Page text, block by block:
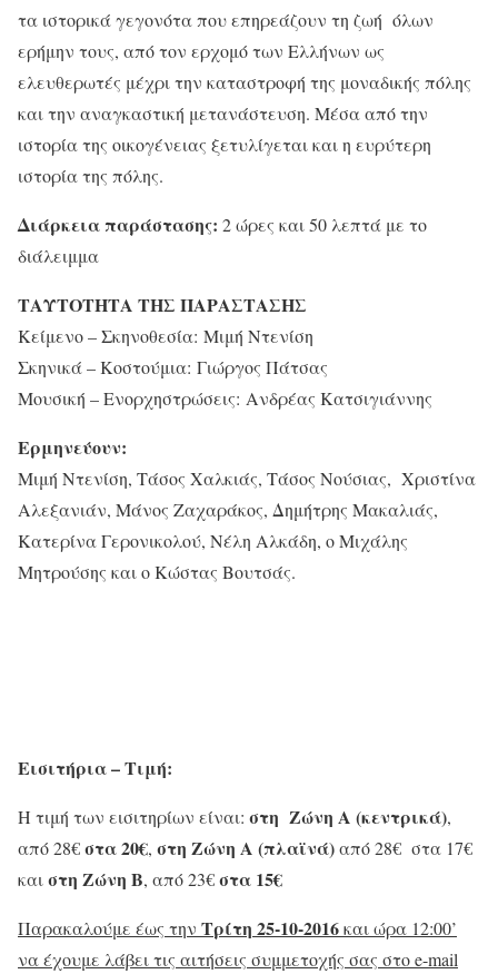
τα ιστορικά γεγονότα που επηρεάζουν τη ζωή όλων
ερήμην τους, από τον ερχομό των Ελλήνων ως
ελευθερωτές μέχρι την καταστροφή της μοναδικής πόλης
και την αναγκαστική μετανάστευση. Μέσα από την
ιστορία της οικογένειας ξετυλίγεται και η ευρύτερη
ιστορία της πόλης.
Διάρκεια παράστασης: 2 ώρες και 50 λεπτά με το
διάλειμμα
ΤΑΥΤΟΤΗΤΑ ΤΗΣ ΠΑΡΑΣΤΑΣΗΣ
Κείμενο – Σκηνοθεσία: Μιμή Ντενίση
Σκηνικά – Κοστούμια: Γιώργος Πάτσας
Μουσική – Ενορχηστρώσεις: Ανδρέας Κατσιγιάννης
Ερμηνεύουν:
Μιμή Ντενίση, Tάσος Χαλκιάς, Τάσος Νούσιας, Χριστίνα
Αλεξανιάν, Μάνος Ζαχαράκος, Δημήτρης Μακαλιάς,
Κατερίνα Γερονικολού, Νέλη Αλκάδη, ο Μιχάλης
Μητρούσης και ο Κώστας Βουτσάς.
Εισιτήρια – Τιμή:
Η τιμή των εισιτηρίων είναι: στη Ζώνη Α (κεντρικά),
από 28€στα 20€, στη Ζώνη Α (πλαϊνά)από 28€ στα 17€
καιστη Ζώνη Β, από 23€στα 15€
Παρακαλούμε έως την Τρίτη 25-10-2016και ώρα 12:00’
να έχουμε λάβει τις αιτήσεις συμμετοχής σας στοe-mail